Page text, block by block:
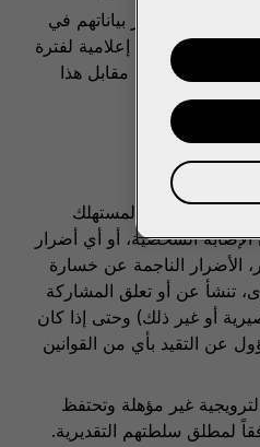
على نشر بياناتهم في
في أية وسيلة إعلامية لفترة
بدفع أية رسوم مقابل هذا
على مسؤولية المستهلك
الشخصية، أو أي أضرار
الأضرار الناجمة عن خسارة
تنشأ عن أو تعلق المشاركة
أو غير ذلك) وحتى إذا كان
عن التقيد بأي من القوانين
غير مؤهلة وتحتفظ
لمطلق سلطتهم التقديرية.